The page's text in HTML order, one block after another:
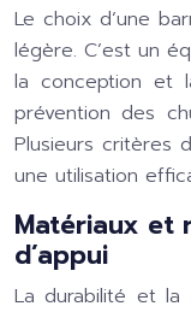
Le choix d’une
légère. C’est un
la conception et
prévention des
Plusieurs critères
une utilisation
Matériaux et
d’appui
La durabilité et la